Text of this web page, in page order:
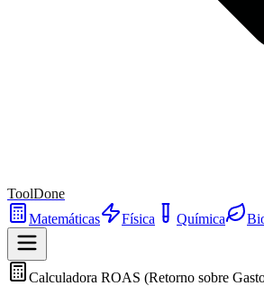
ToolDone
Matemáticas
Física Química
Calculadora ROAS (Retorno sobre